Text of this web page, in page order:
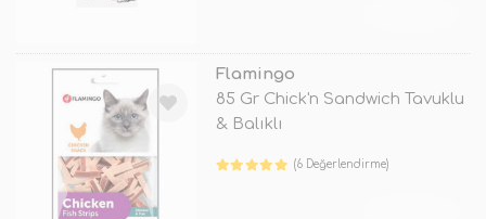
Flamingo
85 Gr Chick'n Sandwich Tavuklu
& Balıklı
(6 Değerlendirme)